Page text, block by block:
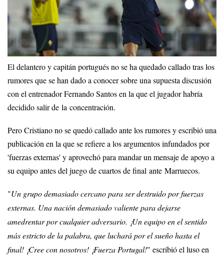
El delantero y capitán portugués no se ha quedado callado tras los
rumores que se han dado a conocer sobre una supuesta discusión
con el entrenador Fernando Santos en la que el jugador habría
decidido salir de la concentración.
Pero Cristiano no se quedó callado ante los rumores y escribió una
publicación en la que se refiere a los argumentos infundados por
'fuerzas externas' y aprovechó para mandar un mensaje de apoyo a
su equipo antes del juego de cuartos de final ante Marruecos.
"Un grupo demasiado cercano para ser destruido por fuerzas
externas. Una nación demasiado valiente para dejarse
amedrentar por cualquier adversario. ¡Un equipo en el sentido
más estricto de la palabra, que luchará por el sueño hasta el
final! ¡Cree con nosotros! ¡Fuerza Portugal!" escribió el luso en